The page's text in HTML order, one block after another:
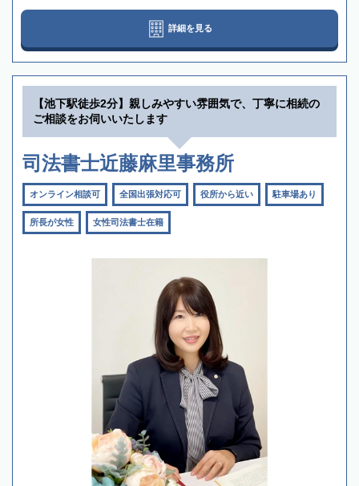
詳細を見る
【池下駅徒歩2分】親しみやすい雰囲気で、丁寧に相続の
ご相談をお伺いいたします
司法書士近藤麻里事務所
オンライン相談可 全国出張対応可 役所から近い 駐車場あり
所長が女性 女性司法書士在籍